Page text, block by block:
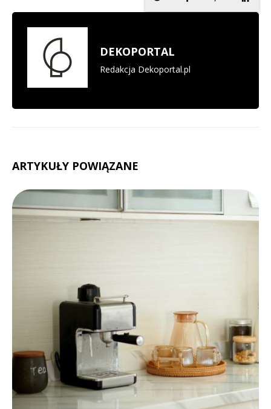
DEKOPORTAL
Redakcja Dekoportal.pl
ARTYKUŁY POWIĄZANE